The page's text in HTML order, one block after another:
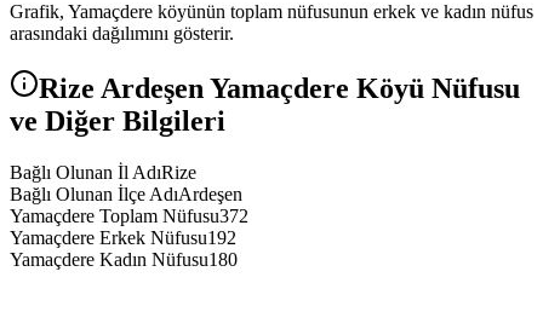
Grafik, Yamaçdere köyünün toplam nüfusunun erkek ve kadın nüfus
arasındaki dağılımını gösterir.
Rize Ardeşen Yamaçdere Köyü Nüfusu
ve Diğer Bilgileri
Bağlı Olunan İl AdıRize
Bağlı Olunan İlçe AdıArdeşen
Yamaçdere Toplam Nüfusu372
Yamaçdere Erkek Nüfusu192
Yamaçdere Kadın Nüfusu180